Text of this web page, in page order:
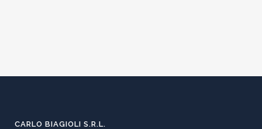
CARLO BIAGIOLI S.R.L.